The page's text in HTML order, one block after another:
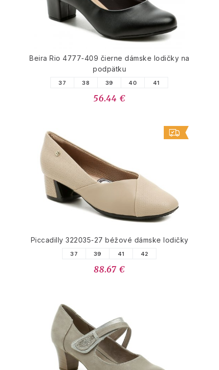
Beira Rio 4777-409 čierne dámske lodičky na
podpätku
37 38 39 40 41
56.44 €
Piccadilly 322035-27 béžové dámske lodičky
37 39 41 42
88.67 €